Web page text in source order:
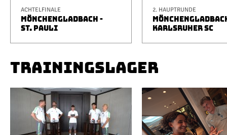
ACHTELFINALE
MÖNCHENGLADBACH -
ST. PAULI
2. HAUPTRUNDE
KARLSRUHER SC
TRAININGSLAGER